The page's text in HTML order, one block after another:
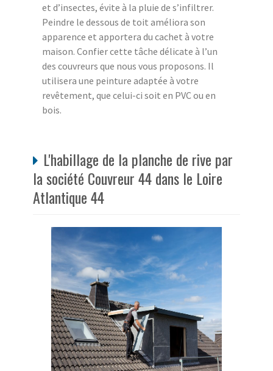
et d’insectes, évite à la pluie de s’infiltrer.
Peindre le dessous de toit améliora son
apparence et apportera du cachet à votre
maison. Confier cette tâche délicate à l’un
des couvreurs que nous vous proposons. Il
utilisera une peinture adaptée à votre
revêtement, que celui-ci soit en PVC ou en
bois.
L'habillage de la planche de rive par
la société Couvreur 44 dans le Loire
Atlantique 44